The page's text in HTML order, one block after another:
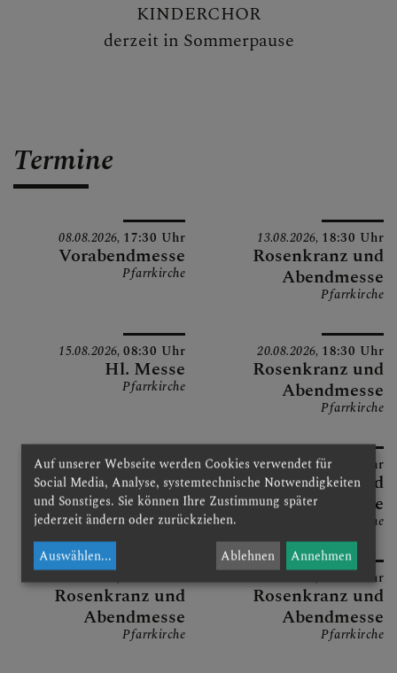
KINDERCHOR
derzeit in Sommerpause
Termine
08.08.2026, 17:30 Uhr
Vorabendmesse
Pfarrkirche
13.08.2026, 18:30 Uhr
Rosenkranz und
Abendmesse
Pfarrkirche
15.08.2026,08:30 Uhr
Hl. Messe
Pfarrkirche
20.08.2026, 18:30 Uhr
Rosenkranz und
Abendmesse
Pfarrkirche
22.08.2026,17:30 Uhr
Vorabendmesse
Pfarrkirche
27.08.2026,18:30 Uhr
Rosenkranz und
Abendmesse
Pfarrkirche
03.09.2026,18:30 Uhr
Rosenkranz und
Abendmesse
Pfarrkirche
10.09.2026,18:30 Uhr
Rosenkranz und
Abendmesse
Pfarrkirche
Auf unserer Webseite werden Cookies verwendet für
Social Media, Analyse, systemtechnische Notwendigkeiten
und Sonstiges. Sie können Ihre Zustimmung später
jederzeit ändern oder zurückziehen.
Auswählen... Ablehnen Annehmen